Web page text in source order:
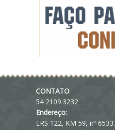
CONTATO
54 2109.3232
Endereço:
ERS 122, KM 59, nº